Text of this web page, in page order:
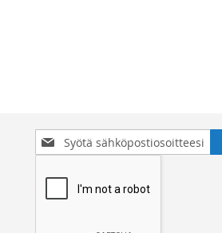
Tilaa
uutiskirjeemme: